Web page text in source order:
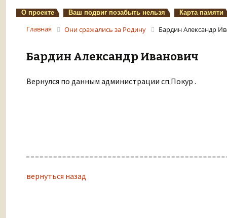
О проекте Ваш подвиг позабыть нельзя Карта памяти
Главная Они сражались за Родину Бардин Александр
Бардин Александр Иванович
Вернулся по данным администрации сп.Покур .
вернуться назад